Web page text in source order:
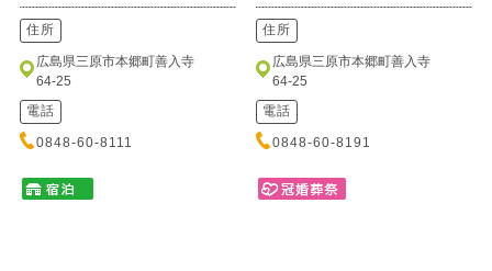
住所
広島県三原市本郷町善入寺
64-25
電話
0848-60-8111
住所
広島県三原市本郷町善入寺
64-25
電話
0848-60-8191